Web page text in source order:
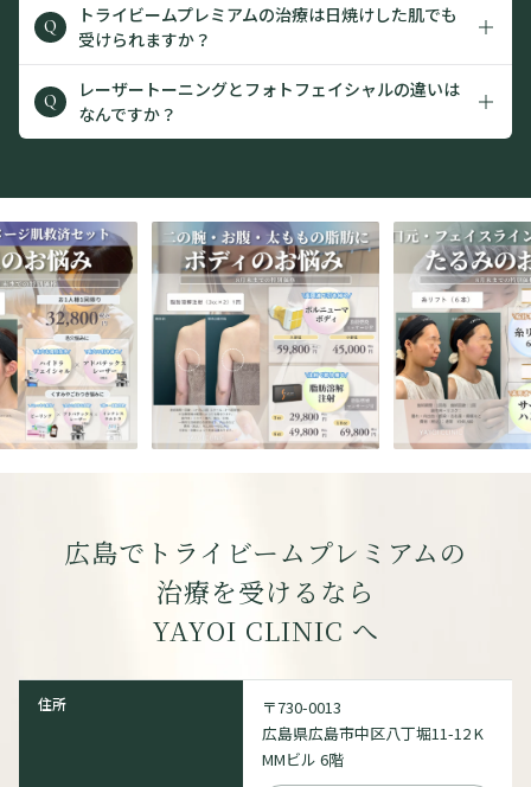
Q
トライビームプレミアムの治療は日焼けした肌でも
受けられますか？
Q
レーザートーニングとフォトフェイシャルの違いは
なんですか？
広島でトライビームプレミアムの
治療を受けるなら
YAYOI CLINIC へ
住所
〒730-0013
広島県広島市中区八丁堀11-12 K
MMビル 6階